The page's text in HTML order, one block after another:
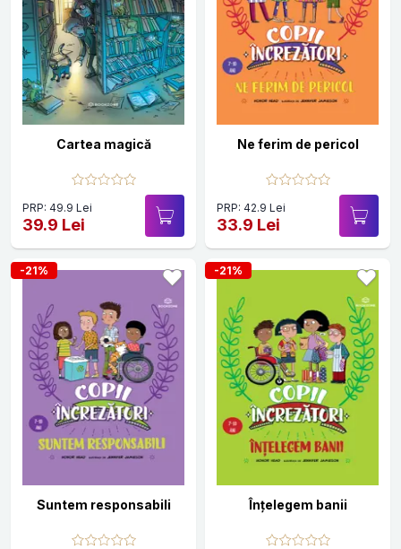
Cartea magică
PRP: 49.9 Lei
39.9 Lei
Ne ferim de pericol
PRP: 42.9 Lei
33.9 Lei
-21%
Suntem responsabili
-21%
Înțelegem banii